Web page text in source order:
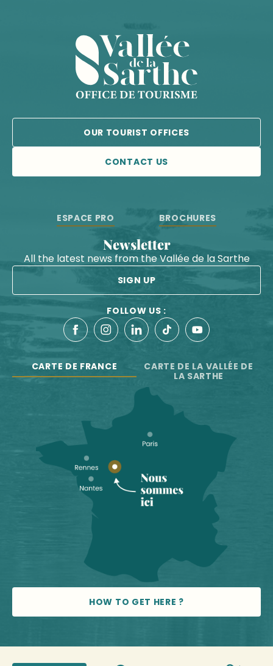
OUR TOURIST OFFICES
CONTACT US
ESPACE PRO BROCHURES
Newsletter
All the latest news from the Vallée de la Sarthe
SIGN UP
FOLLOW US :
CARTE DE FRANCE
CARTE DE LA VALLÉE DE
LA SARTHE
HOW TO GET HERE ?